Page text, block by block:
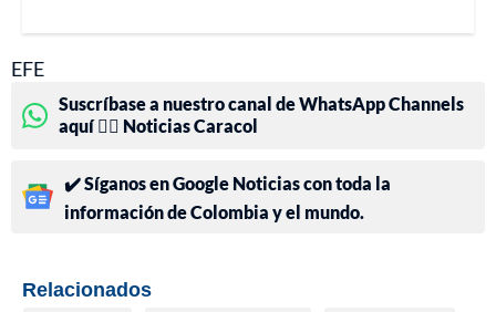
EFE
Suscríbase a nuestro canal de WhatsApp Channels
aquí 👉🏻 Noticias Caracol
✔️ Síganos en Google Noticias con toda la
información de Colombia y el mundo.
Relacionados